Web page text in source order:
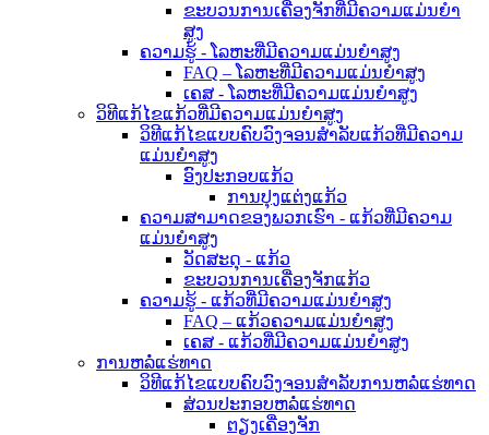
ຂະບວນການເຄື່ອງຈັກທີ່ມີຄວາມແມ່ນຍໍາ
ສູງ
ຄວາມຮູ້ - ໂລຫະທີ່ມີຄວາມແມ່ນຍໍາສູງ
FAQ – ໂລຫະທີ່ມີຄວາມແມ່ນຍໍາສູງ
ເຄສ - ໂລຫະທີ່ມີຄວາມແມ່ນຍໍາສູງ
ວິທີແກ້ໄຂແກ້ວທີ່ມີຄວາມແມ່ນຍໍາສູງ
ວິທີແກ້ໄຂແບບຄົບວົງຈອນສຳລັບແກ້ວທີ່ມີຄວາມ
ແມ່ນຍໍາສູງ
ອົງປະກອບແກ້ວ
ການປຸງແຕ່ງແກ້ວ
ຄວາມສາມາດຂອງພວກເຮົາ - ແກ້ວທີ່ມີຄວາມ
ແມ່ນຍໍາສູງ
ວັດສະດຸ - ແກ້ວ
ຂະບວນການເຄື່ອງຈັກແກ້ວ
ຄວາມຮູ້ - ແກ້ວທີ່ມີຄວາມແມ່ນຍໍາສູງ
FAQ – ແກ້ວຄວາມແມ່ນຍໍາສູງ
ເຄສ - ແກ້ວທີ່ມີຄວາມແມ່ນຍໍາສູງ
ການຫລໍ່ແຮ່ທາດ
ວິທີແກ້ໄຂແບບຄົບວົງຈອນສຳລັບການຫລໍ່ແຮ່ທາດ
ສ່ວນປະກອບຫລໍ່ແຮ່ທາດ
ຕຽງເຄື່ອງຈັກ